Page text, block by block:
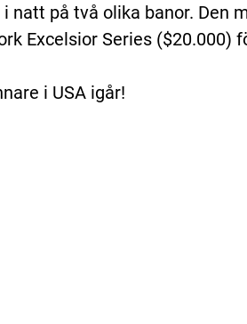
natt på två olika banor. Den
Excelsior Series ($20.000)
i USA igår!